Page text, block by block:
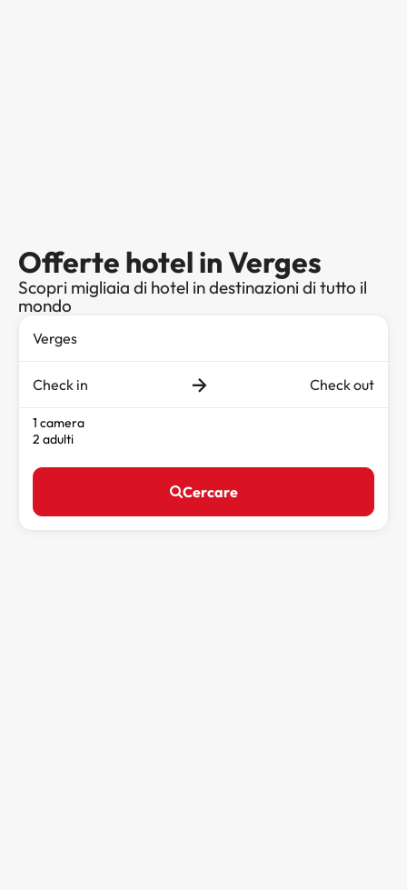
Offerte hotel in Verges
Scopri migliaia di hotel in destinazioni di tutto il
mondo
Check in Check out
1 camera
2 adulti
Cercare